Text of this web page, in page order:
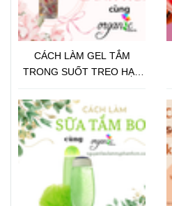
CÁCH LÀM GEL TẮM
TRONG SUỐT TREO HẠT